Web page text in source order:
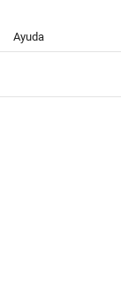
Ayuda